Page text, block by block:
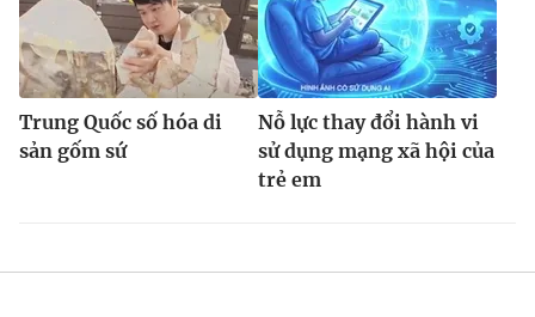
Trung Quốc số hóa di
sản gốm sứ
Nỗ lực thay đổi hành vi
sử dụng mạng xã hội của
trẻ em